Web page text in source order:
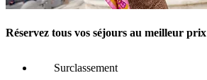
Réservez tous vos séjours au meilleur prix
Surclassement